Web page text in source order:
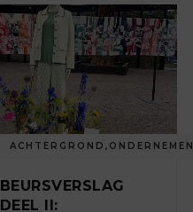
ACHTERGROND , ONDERNEMEN
BEURSVERSLAG
DEEL II: